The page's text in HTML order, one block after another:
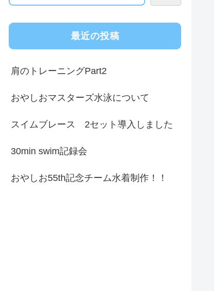
最近の投稿
肩のトレーニングPart2
おやしおマスターズ水泳について
スイムブレース 2セット導入しました
30min swim記録会
おやしお55th記念チーム水着制作！！